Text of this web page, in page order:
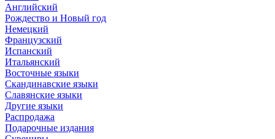
Английский
Рождество и Новый год
Немецкий
Французский
Испанский
Итальянский
Восточные языки
Скандинавские языки
Славянские языки
Другие языки
Распродажа
Подарочные издания